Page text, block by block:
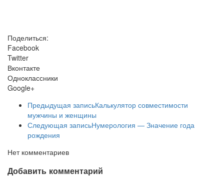
Поделиться:
Facebook
Twitter
Вконтакте
Одноклассники
Google+
Предыдущая записьКалькулятор совместимости
мужчины и женщины
Следующая записьНумерология — Значение года
рождения
Нет комментариев
Добавить комментарий